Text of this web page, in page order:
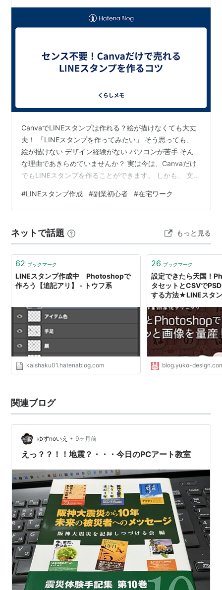
CanvaでLINEスタンプは作れる？絵が描けなくても大丈
夫！ 「LINEスタンプを作ってみたい」 そう思っても、
絵が描けない デザイン経験がない パソコンが苦手 そん
な理由であきらめていませんか？ 実は今は、Canvaだけ
でもLINEスタンプを作ることができます。 しかも、 文字
など、絵を描かなくても作れる方法があります。 この記
事では、 CanvaでLINEスタンプを作り、販売するまでの
タンプ副業がおすすめなの？ LINEは多くの人が毎日使っ
ています。 そのため、 一度スタン…
#LINEスタンプ作成 #副業初心者 #在宅ワーク
ネットで話題 もっと見る
62 ブックマーク
LINEスタンプ作成中 Photoshopで
作ろう【追記アリ】 - トウフ系
kaishaku01.hatenablog.com
26 ブックマーク
設定できたら天国！
タセットとCSVで
する方法★LINEスタ
blog.yuko-
関連ブログ
ゆずnoいえ • 9ヶ月前
えっ？？！！地震？・・・今日のPCアート教室